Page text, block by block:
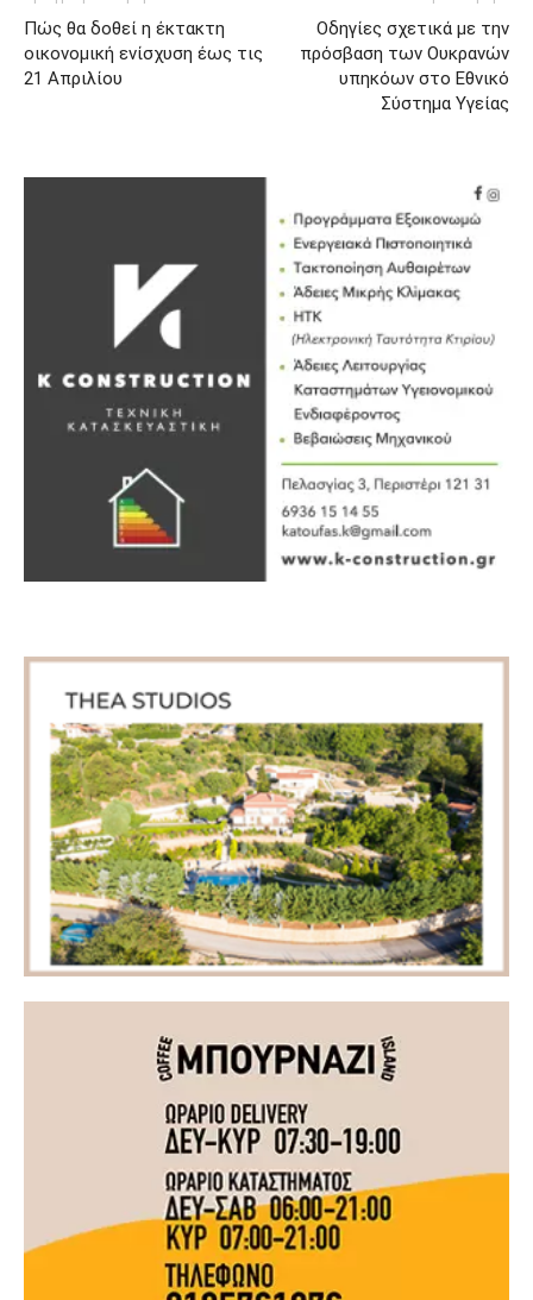
Πώς θα δοθεί η έκτακτη
οικονομική ενίσχυση έως τις
21 Απριλίου
Οδηγίες σχετικά με την
πρόσβαση των Ουκρανών
υπηκόων στο Εθνικό
Σύστημα Υγείας
Πρόσφατα άρθρα
112 υποτροφίες από το Ίδρυμα Ωνάση για το Ακαδημαϊκό
Προσωρινή μερική τροποποίηση της διαδρομής της
λεωφορειακής γραμμής 748 του Δήμου Περιστερίου
6 Αυγούστου 2026
Αποζημιώσεις Πληγέντων από την Πυρκαγιά στο δήμο